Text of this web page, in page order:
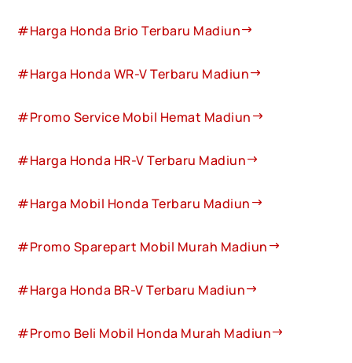
#Harga Honda Brio Terbaru Madiun
#Harga Honda WR-V Terbaru Madiun
#Promo Service Mobil Hemat Madiun
#Harga Honda HR-V Terbaru Madiun
#Harga Mobil Honda Terbaru Madiun
#Promo Sparepart Mobil Murah Madiun
#Harga Honda BR-V Terbaru Madiun
#Promo Beli Mobil Honda Murah Madiun